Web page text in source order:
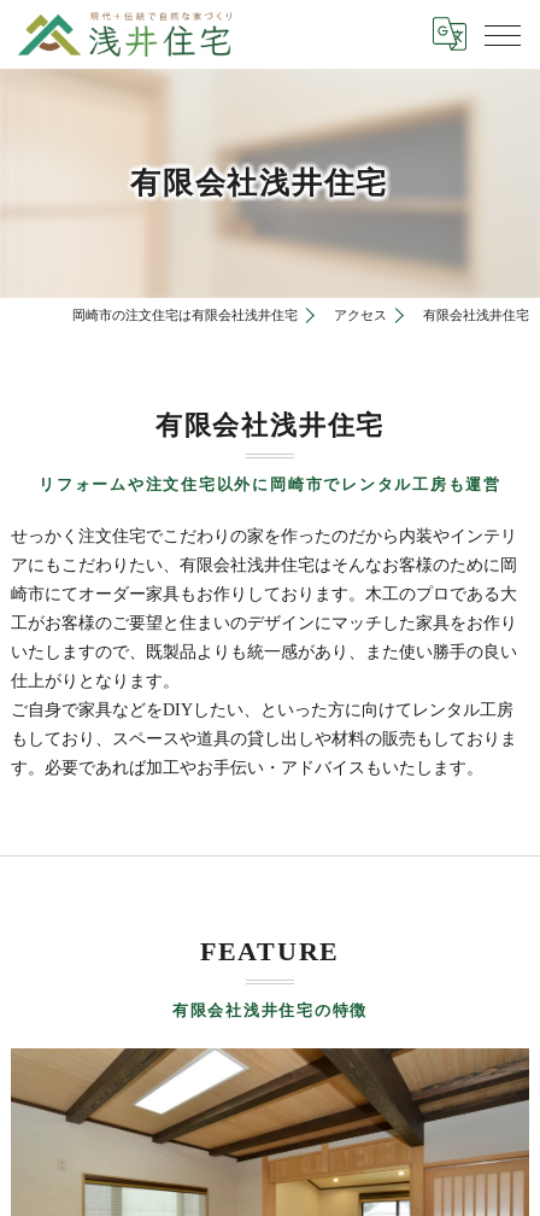
有限会社浅井住宅
岡崎市の注文住宅は有限会社浅井住宅 アクセス 有限会社浅井住宅
リフォームや注文住宅以外に岡崎市でレンタル工房も運営
有限会社浅井住宅
せっかく注文住宅でこだわりの家を作ったのだから内装やインテリ
アにもこだわりたい、有限会社浅井住宅はそんなお客様のために岡
崎市にてオーダー家具もお作りしております。木工のプロである大
工がお客様のご要望と住まいのデザインにマッチした家具をお作り
いたしますので、既製品よりも統一感があり、また使い勝手の良い
仕上がりとなります。
ご自身で家具などをDIYしたい、といった方に向けてレンタル工房
もしており、スペースや道具の貸し出しや材料の販売もしておりま
す。必要であれば加工やお手伝い・アドバイスもいたします。
有限会社浅井住宅の特徴
FEATURE